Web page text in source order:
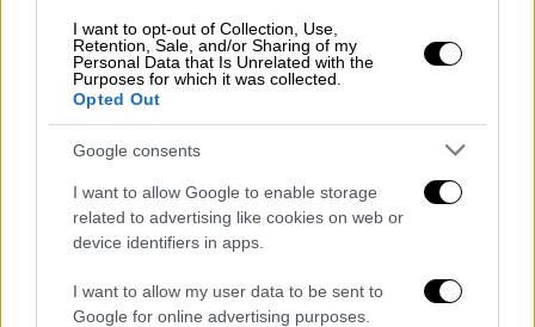
I want to opt-out of Collection, Use,
Retention, Sale, and/or Sharing of my
Personal Data that Is Unrelated with the
Purposes for which it was collected.
Opted Out
Google consents
I want to allow Google to enable storage
related to advertising like cookies on web or
device identifiers in apps.
I want to allow my user data to be sent to
Google for online advertising purposes.
Η ανθοκομική βιομηχανία της Τουρκίας
ανθίζει όχι μόνο στα θερμοκήπια, αλλά και
στα νούμερα των εξαγωγών